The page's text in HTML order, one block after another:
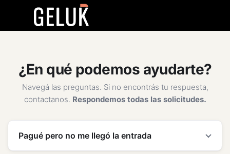
¿En qué podemos ayudarte?
Navegá las preguntas. Si no encontrás tu respuesta,
contactanos. Respondemos todas las solicitudes.
Pagué pero no me llegó la entrada